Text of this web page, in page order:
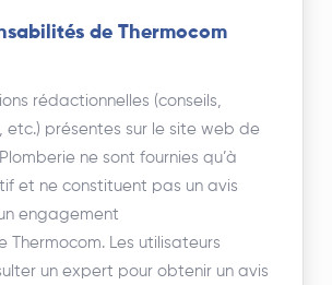
de Thermocom
rédactionnelles (conseils,
etc.) présentes sur le site web de
ne sont fournies qu’à
et ne constituent pas un avis
engagement
Thermocom. Les utilisateurs
un expert pour obtenir un avis